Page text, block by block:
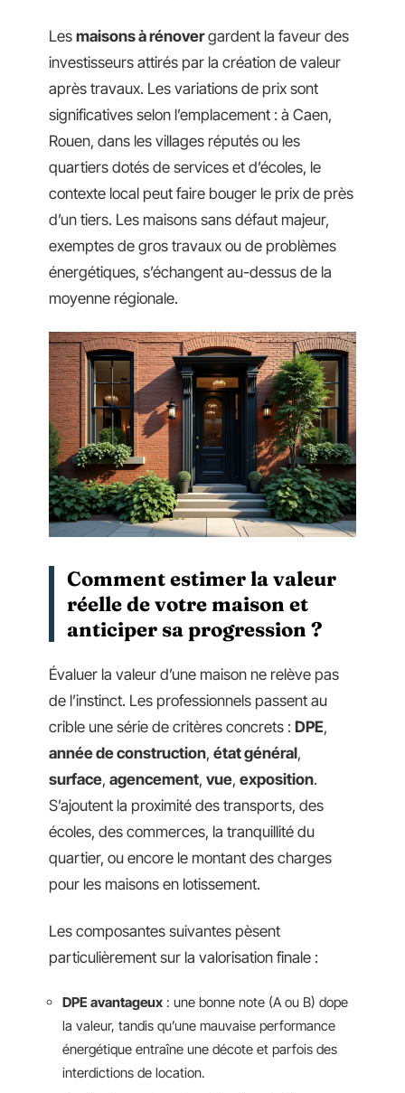
Les maisons à rénovergardent la faveur des
investisseurs attirés par la création de valeur
après travaux. Les variations de prix sont
significatives selon l’emplacement : à Caen,
Rouen, dans les villages réputés ou les
quartiers dotés de services et d’écoles, le
contexte local peut faire bouger le prix de près
d’un tiers. Les maisons sans défaut majeur,
exemptes de gros travaux ou de problèmes
énergétiques, s’échangent au-dessus de la
moyenne régionale.
Comment estimer la valeur
réelle de votre maison et
anticiper sa progression ?
Évaluer la valeur d’une maison ne relève pas
de l’instinct. Les professionnels passent au
crible une série de critères concrets : DPE,
année de construction, état général,
surface, agencement, vue, exposition.
S’ajoutent la proximité des transports, des
écoles, des commerces, la tranquillité du
quartier, ou encore le montant des charges
pour les maisons en lotissement.
Les composantes suivantes pèsent
particulièrement sur la valorisation finale :
DPE avantageux : une bonne note (A ou B) dope
la valeur, tandis qu’une mauvaise performance
énergétique entraîne une décote et parfois des
interdictions de location.